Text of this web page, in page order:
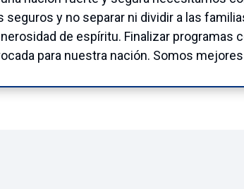
y no separar ni dividir a las
de espíritu. Finalizar programas
para nuestra nación. Somos mejores